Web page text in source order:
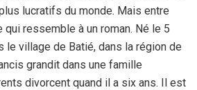
lucratifs du monde. Mais entre
qui ressemble à un roman. Né le 5
le village de Batié, dans la région de
grandit dans une famille
divorcent quand il a six ans. Il est